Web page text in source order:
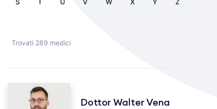
Trovati 289 medici
Dottor Walter Vena